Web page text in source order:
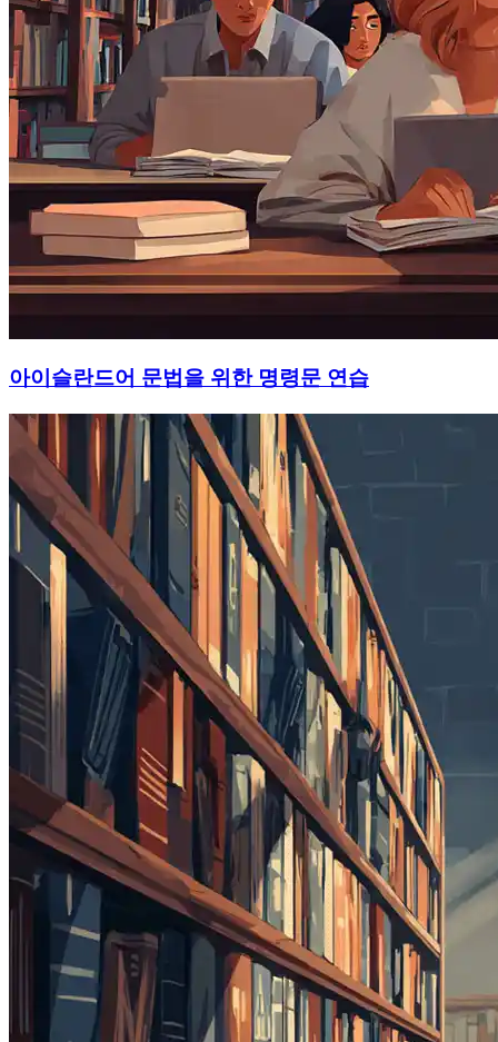
아이슬란드어 문법을 위한 명령문 연습